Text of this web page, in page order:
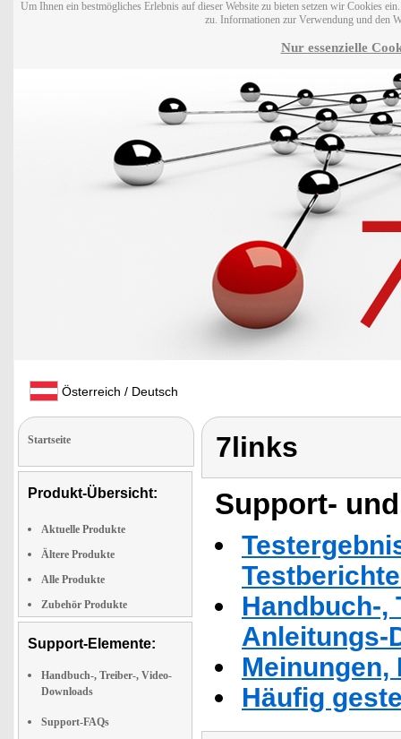
Um Ihnen ein bestmögliches Erlebnis auf dieser Website zu bieten setzen wir Cookies
zu. Informationen zur Verwendung und den
Nur essenzielle
Österreich / Deutsch
Startseite
Produkt-Übersicht:
Aktuelle Produkte
Ältere Produkte
Alle Produkte
Zubehör Produkte
Support-Elemente:
Handbuch-, Treiber-, Video-
Downloads
Support-FAQs
7links
Support-
Handbuch-,
Anleitungs-
Häufig